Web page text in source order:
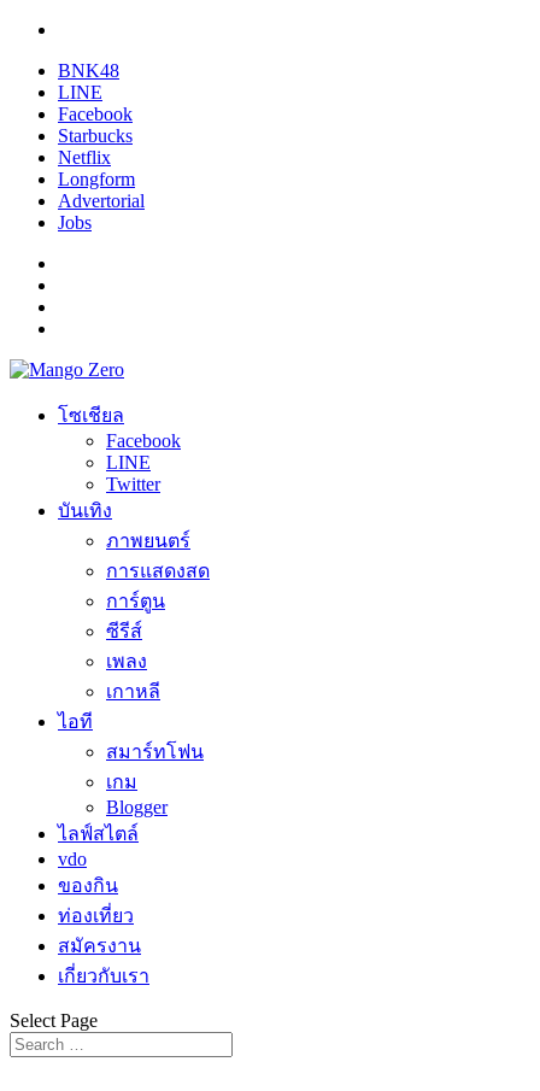
BNK48
LINE
Facebook
Starbucks
Netflix
Longform
Advertorial
Jobs
โซเชียล
Facebook
LINE
Twitter
บันเทิง
ภาพยนตร์
การแสดงสด
การ์ตูน
ซีรีส์
เพลง
เกาหลี
ไอที
สมาร์ทโฟน
เกม
Blogger
ไลฟ์สไตล์
vdo
ของกิน
ท่องเที่ยว
สมัครงาน
เกี่ยวกับเรา
Select Page